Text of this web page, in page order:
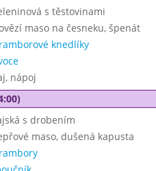
s těstovinami
maso na česneku, špenát
knedlíky
nápoj
s drobením
maso, dušená kapusta